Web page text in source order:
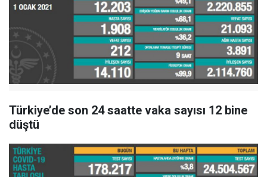
Türkiye’de son 24 saatte vaka sayısı 12 bine
düştü